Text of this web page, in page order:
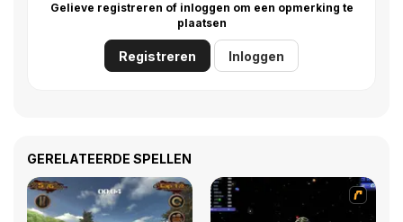
Gelieve registreren of inloggen om een opmerking te
plaatsen
Registreren Inloggen
GERELATEERDE SPELLEN